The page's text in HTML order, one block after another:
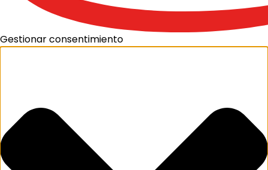
Gestionar consentimiento